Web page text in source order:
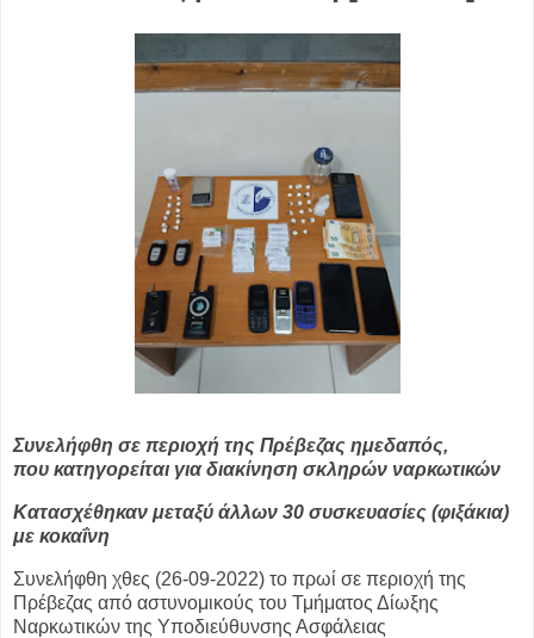
Συνελήφθη σε περιοχή της Πρέβεζας ημεδαπός,
που κατηγορείται για διακίνηση σκληρών ναρκωτικών
Κατασχέθηκαν μεταξύ άλλων 30 συσκευασίες (φιξάκια)
με κοκαΐνη
Συνελήφθη χθες (26-09-2022) το πρωί σε περιοχή της
Πρέβεζας από αστυνομικούς του Τμήματος Δίωξης
Ναρκωτικών της Υποδιεύθυνσης Ασφάλειας